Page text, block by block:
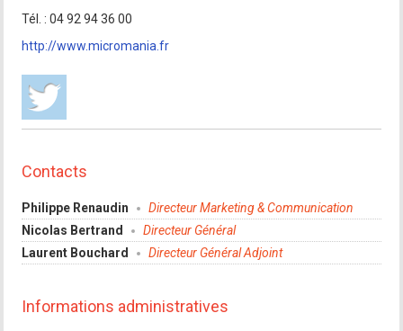
Tél. : 04 92 94 36 00
http://www.micromania.fr
Contacts
Philippe Renaudin
Directeur Marketing & Communication
Nicolas Bertrand
Directeur Général
Laurent Bouchard
Directeur Général Adjoint
Informations administratives